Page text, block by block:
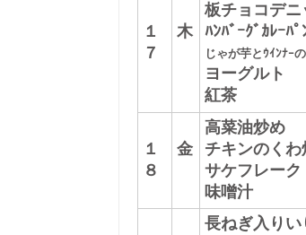
１
７
木
板チョコデニ
ﾊﾝﾊﾞｰｸﾞｶﾚｰﾊﾟ
じゃが芋とｳｲﾝﾅｰ
ヨーグルト
紅茶
１
８
金
高菜油炒め
チキンのくわ
サケフレーク
味噌汁
長ねぎ入りい